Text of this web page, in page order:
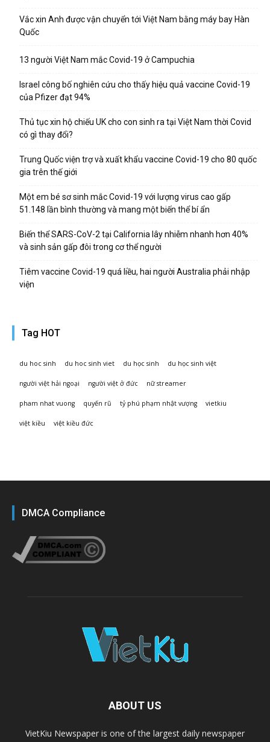
Vắc xin Anh được vận chuyển tới Việt Nam bằng máy bay Hàn
Quốc
13 người Việt Nam mắc Covid-19 ở Campuchia
Israel công bố nghiên cứu cho thấy hiệu quả vaccine Covid-19
của Pfizer đạt 94%
Thủ tục xin hộ chiếu UK cho con sinh ra tại Việt Nam thời Covid
có gì thay đổi?
Trung Quốc viện trợ và xuất khẩu vaccine Covid-19 cho 80 quốc
gia trên thế giới
Một em bé sơ sinh mắc Covid-19 với lượng virus cao gấp
51.148 lần bình thường và mang một biến thể bí ẩn
Biến thể SARS-CoV-2 tại California lây nhiễm nhanh hơn 40%
và sinh sản gấp đôi trong cơ thể người
Tiêm vaccine Covid-19 quá liều, hai người Australia phải nhập
viện
Tag HOT
du hoc sinh du hoc sinh viet du học sinh du học sinh việt
người việt hải ngoại người việt ở đức nữ streamer
pham nhat vuong quyến rũ tỷ phú phạm nhật vượng vietkiu
việt kiều việt kiều đức
DMCA Compliance
ABOUT US
VietKiu Newspaper is one of the largest daily newspaper